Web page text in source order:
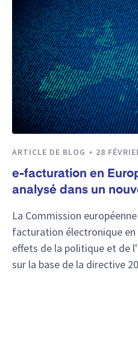
ARTICLE DE BLOG 28
e-facturation en
analysé dans un
La Commission
facturation électronique en
effets de la politique et de
sur la base de la directive